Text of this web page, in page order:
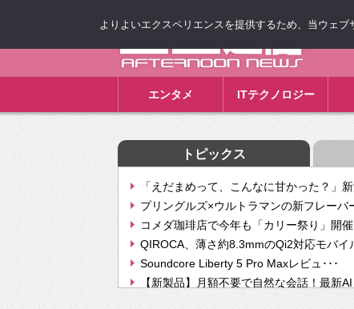
エンタメ ITテクノロジー
トピックス
「えだまめって、こんなに甘かった？」
プリングルズ×ウルトラマンの新フレーバ
コメダ珈琲店で今年も「カリー祭り」開
QIROCA、薄さ約8.3mmのQi2対応モバイ
Soundcore Liberty 5 Pro Maxレビュ･･･
【新製品】月額不要で自然な会話！最新
【次世代の没入感と生産性】VITURE
よりよいエクスペリエンスを提供するため、当ウェ